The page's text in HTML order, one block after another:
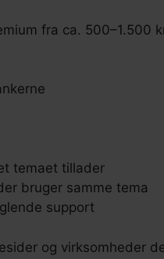
fra ca. 500–1.500
temaet tillader
bruger samme tema
support
og virksomheder